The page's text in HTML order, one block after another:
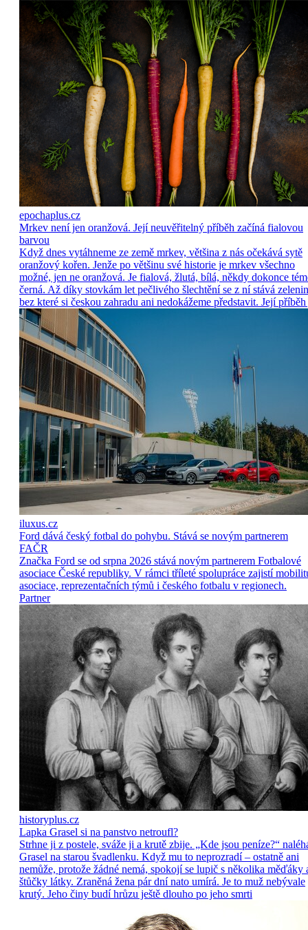
epochaplus.cz
Mrkev není jen oranžová. Její neuvěřitelný příběh začíná fialovou
barvou
Když dnes vytáhneme ze země mrkev, většina z nás očekává sytě
oranžový kořen. Jenže po většinu své historie je mrkev všechno
možné, jen ne oranžová. Je fialová, žlutá, bílá, někdy dokonce
černá. Až díky stovkám let pečlivého šlechtění se z ní stává
bez které si českou zahradu ani nedokážeme představit. Její příběh
iluxus.cz
Ford dává český fotbal do pohybu. Stává se novým partnerem
FAČR
Značka Ford se od srpna 2026 stává novým partnerem Fotbalové
asociace České republiky. V rámci tříleté spolupráce zajistí
asociace, reprezentačních týmů i českého fotbalu v regionech.
Partner
historyplus.cz
Lapka Grasel si na panstvo netroufl?
Strhne ji z postele, sváže ji a krutě zbije. „Kde jsou peníze?“
Grasel na starou švadlenku. Když mu to neprozradí – ostatně ani
nemůže, protože žádné nemá, spokojí se lupič s několika měďáky
štůčky látky. Zraněná žena pár dní nato umírá. Je to muž nebývale
krutý. Jeho činy budí hrůzu ještě dlouho po jeho smrti